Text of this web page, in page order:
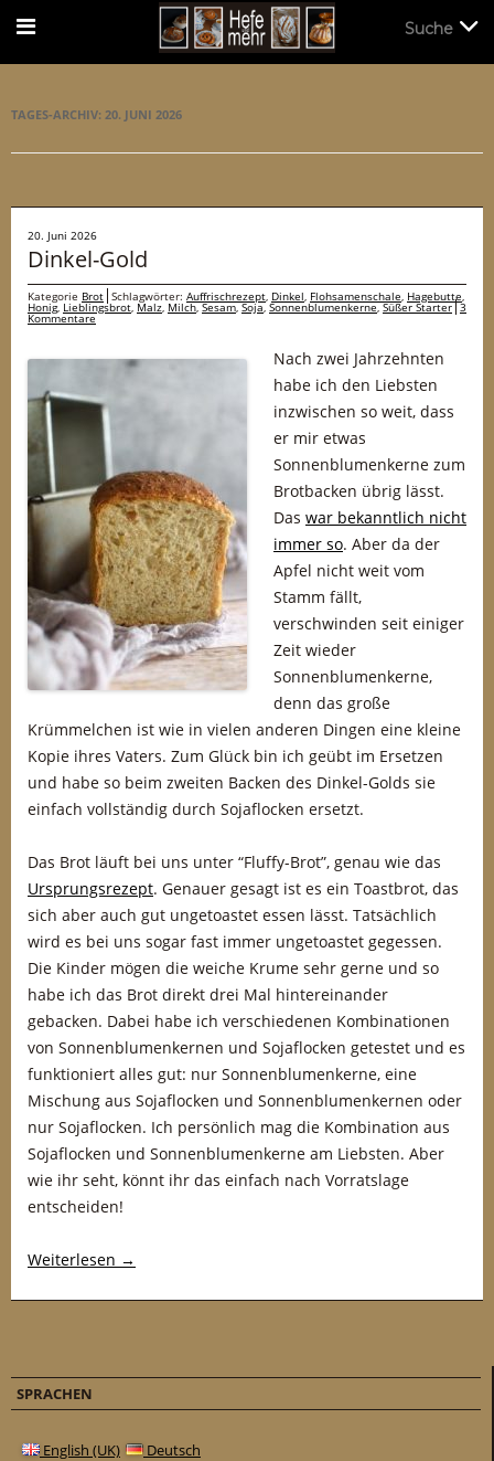
TAGES-ARCHIV: 20. JUNI 2026
20. Juni 2026
Dinkel-Gold
Kategorie Brot Schlagwörter: Auffrischrezept, Dinkel, Flohsamenschale, Hagebutte,
Honig, Lieblingsbrot, Malz, Milch,Sesam,Soja, Sonnenblumenkerne,Süßer Starter 3
Kommentare
Nach zwei Jahrzehnten
habe ich den Liebsten
inzwischen so weit, dass
er mir etwas
Sonnenblumenkerne zum
Brotbacken übrig lässt.
Das war bekanntlich nicht
immer so. Aber da der
Apfel nicht weit vom
Stamm fällt,
verschwinden seit einiger
Zeit wieder
Sonnenblumenkerne,
denn das große
Krümmelchen ist wie in vielen anderen Dingen eine kleine
Kopie ihres Vaters. Zum Glück bin ich geübt im Ersetzen
und habe so beim zweiten Backen des Dinkel-Golds sie
einfach vollständig durch Sojaflocken ersetzt.
Das Brot läuft bei uns unter “Fluffy-Brot”, genau wie das
Ursprungsrezept. Genauer gesagt ist es ein Toastbrot, das
sich aber auch gut ungetoastet essen lässt. Tatsächlich
wird es bei uns sogar fast immer ungetoastet gegessen.
Die Kinder mögen die weiche Krume sehr gerne und so
habe ich das Brot direkt drei Mal hintereinander
gebacken. Dabei habe ich verschiedenen Kombinationen
von Sonnenblumenkernen und Sojaflocken getestet und es
funktioniert alles gut: nur Sonnenblumenkerne, eine
Mischung aus Sojaflocken und Sonnenblumenkernen oder
nur Sojaflocken. Ich persönlich mag die Kombination aus
Sojaflocken und Sonnenblumenkerne am Liebsten. Aber
wie ihr seht, könnt ihr das einfach nach Vorratslage
entscheiden!
Weiterlesen →
SPRACHEN
English (UK) Deutsch
Suche
Suche